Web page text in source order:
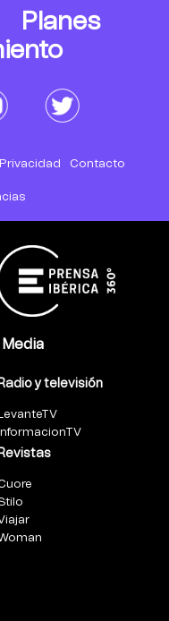
Planes
Privacidad Contacto
Radio y televisión
LevanteTV
InformacionTV
Revistas